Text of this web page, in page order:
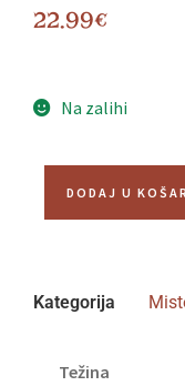
22.99€
Na zalihi
DODAJ U
Kategorija
Težina